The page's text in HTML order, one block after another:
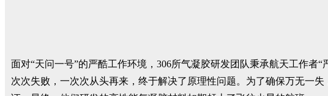
面对“天问一号”的严酷工作环境，306所气凝胶研发团队秉承航天工作
次次失败，一次次从头再来，终于解决了原理性问题。为了确保万无一